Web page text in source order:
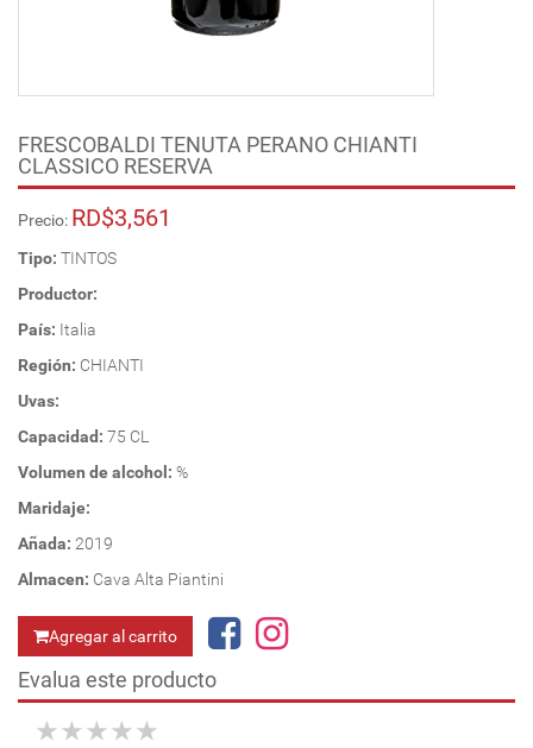
FRESCOBALDI TENUTA PERANO CHIANTI
CLASSICO RESERVA
Precio: RD$3,561
Tipo: TINTOS
Productor:
País: Italia
Región: CHIANTI
Uvas:
Capacidad: 75 CL
Volumen de alcohol: %
Maridaje:
Añada: 2019
Almacen: Cava Alta Piantini
Agregar al carrito
Evalua este producto
★
★
★
★
★